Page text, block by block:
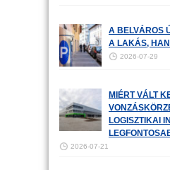
A BELVÁROS
A LAKÁS,
2026-07-29
MIÉRT VÁLT
LOGISZTIKAI
2026-07-21